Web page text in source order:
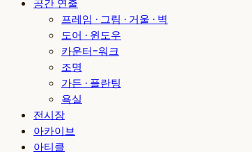
공간 연출
프레임 · 그림 · 거울 · 벽
도어 · 윈도우
카운터-워크
조명
가든 · 플란팅
욕실
전시장
아카이브
아티클